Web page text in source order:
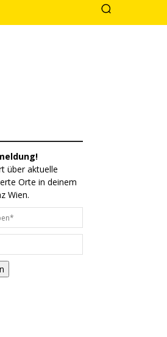
über aktuelle
Orte in deinem
Wien.